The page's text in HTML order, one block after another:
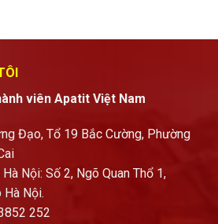
viên Apatit Việt Nam
Đạo, Tổ 19 Bắc Cường, Phường
Nội: Số 2, Ngõ Quan Thổ 1,
Hà Nội.
252